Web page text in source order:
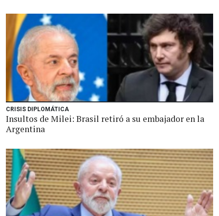
CRISIS DIPLOMÁTICA
Insultos de Milei: Brasil retiró a su embajador en la
Argentina